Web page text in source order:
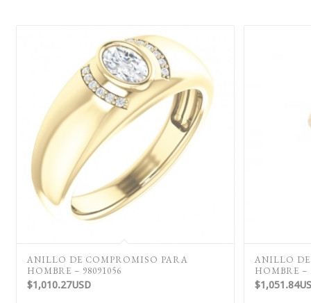
ANILLO DE COMPROMISO PARA
HOMBRE – 98091056
$1,010.27USD
ANILLO
HOMBRE –
$